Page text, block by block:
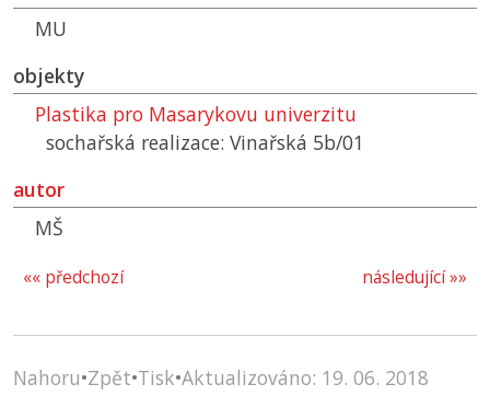
MU
objekty
Plastika pro Masarykovu univerzitu
sochařská realizace: Vinařská 5b/01
autor
MŠ
následující »»
«« předchozí
Nahoru•Zpět•Tisk•Aktualizováno: 19. 06. 2018